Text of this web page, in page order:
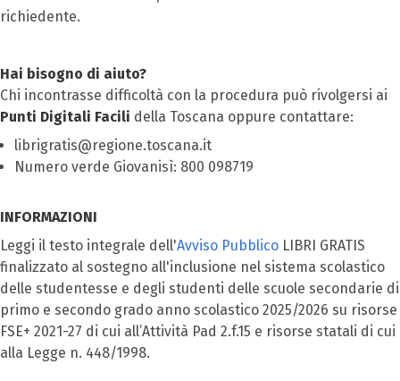
richiedente.
Hai bisogno di aiuto?
Chi incontrasse difficoltà con la procedura può rivolgersi ai
Punti Digitali Facili della Toscana oppure contattare:
librigratis@regione.toscana.it
Numero verde Giovanisì: 800 098719
INFORMAZIONI
Leggi il testo integrale dell'Avviso Pubblico LIBRI GRATIS
finalizzato al sostegno all'inclusione nel sistema scolastico
delle studentesse e degli studenti delle scuole secondarie di
primo e secondo grado anno scolastico 2025/2026 su risorse
FSE+ 2021-27 di cui all’Attività Pad 2.f.15 e risorse statali di cui
alla Legge n. 448/1998.